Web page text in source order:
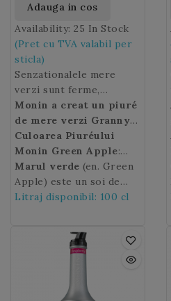
Adauga in cos
Availability: 25 In Stock
(Pret cu TVA valabil per
sticla)
Senzationalele mere
verzi sunt ferme,
crocante si sunt extrem
de apreciate datorita
culorii lor vibrante verde
intens si a gustului dulce
acrisor.
Monin a creat un piuré
de mere verzi Granny
Smith, care combina
perfect gustul fructelor
proaspat culese, dulceata
si aciditatea lor
delicata. Este ideal
și cocktail-uri cu fructe!
Culoarea Piuréului
Monin Green Apple:
verde intens.
Marul verde (en. Green
Apple) este un soi de
mere foarte popular pe
Litraj disponibil: 100 cl